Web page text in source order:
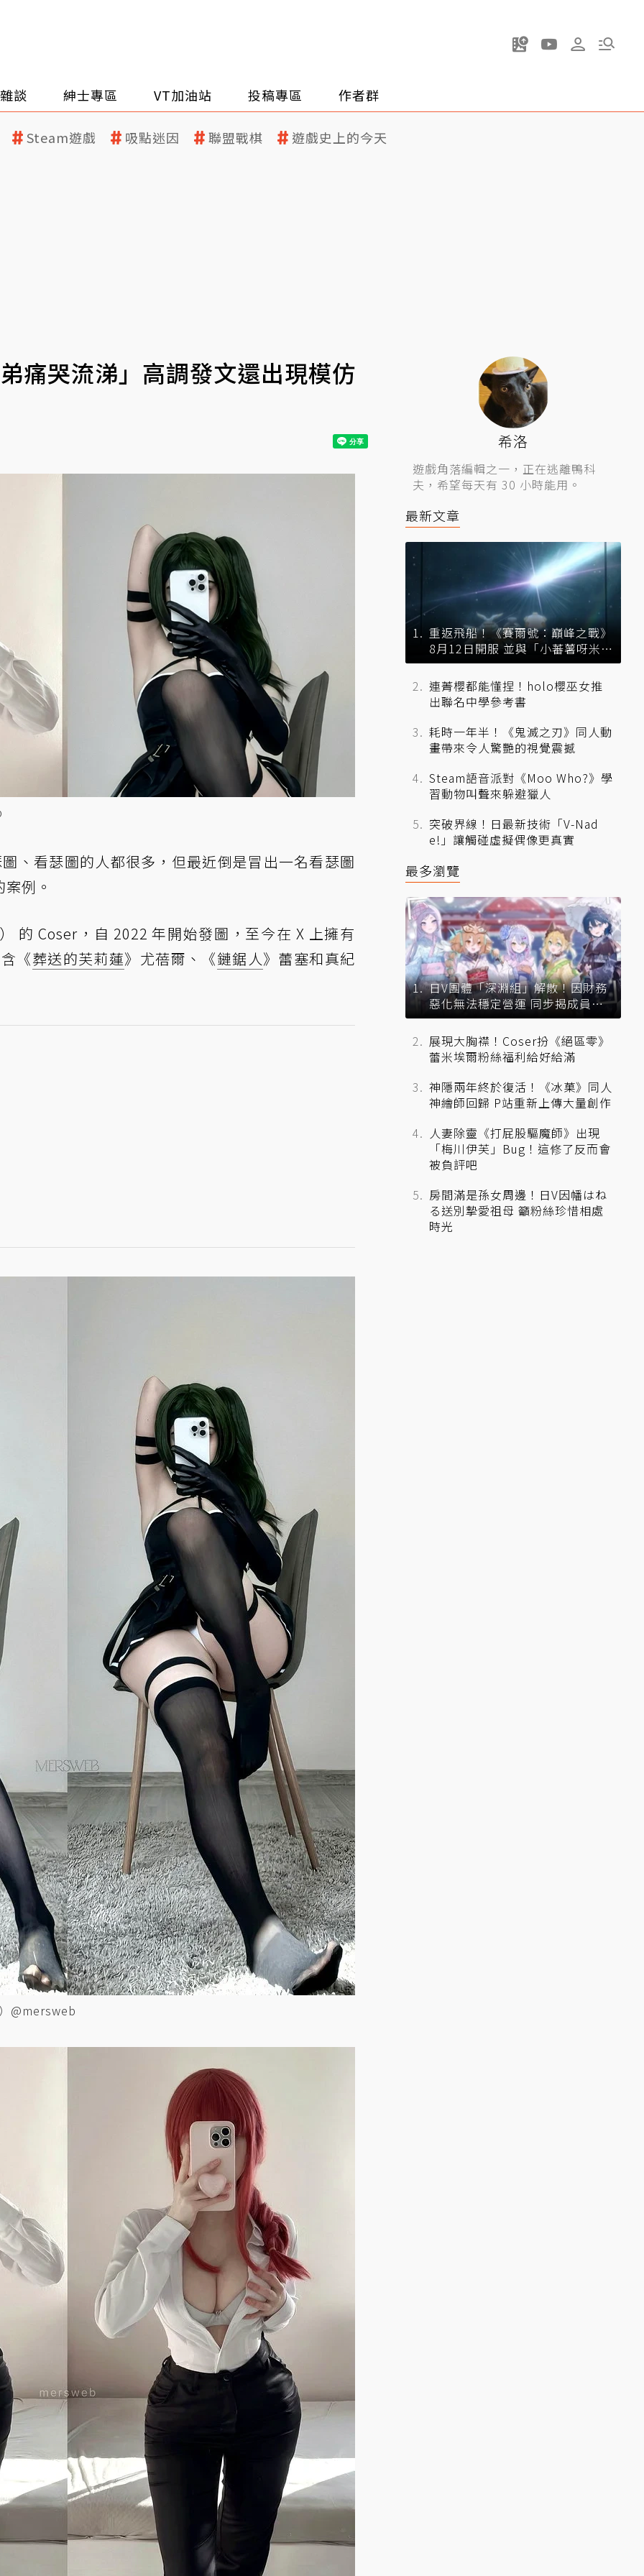
談 紳士專區 VT加油站 投稿專區 作者群
Steam遊戲 吸點迷因 聯盟戰棋 遊戲史上的今天
痛哭流涕」高調發文還出現模仿
、看瑟圖的人都很多，但最近倒是冒出一名看瑟圖
例。
的 Coser，自 2022 年開始發圖，至今在 X 上擁有
《葬送的芙莉蓮》尤蓓爾、《鏈鋸人》蕾塞和真紀
@mersweb
希洛
遊戲角落編輯之一，正在逃離鴨科
夫，希望每天有 30 小時能用。
最新文章
重返飛船！《賽爾號：巔峰之戰》
8月12日開服 並與「小蕃薯呀米」
展開聯動
連菁櫻都能懂捏！holo櫻巫女推
出聯名中學參考書
耗時一年半！《鬼滅之刃》同人動
畫帶來令人驚艷的視覺震撼
Steam語音派對《Moo Who?》學
習動物叫聲來躲避獵人
突破界線！日最新技術「V-Nad
e!」讓觸碰虛擬偶像更真實
最多瀏覽
日V團體「深淵組」解散！因財務
惡化無法穩定營運 同步揭成員未
來去向
展現大胸襟！Coser扮《絕區零》
蕾米埃爾粉絲福利給好給滿
神隱兩年終於復活！《冰菓》同人
神繪師回歸 P站重新上傳大量創作
人妻除靈《打屁股驅魔師》出現
「梅川伊芙」Bug！這修了反而會
被負評吧
房間滿是孫女周邊！日V因幡はね
る送別摯愛祖母 籲粉絲珍惜相處
時光